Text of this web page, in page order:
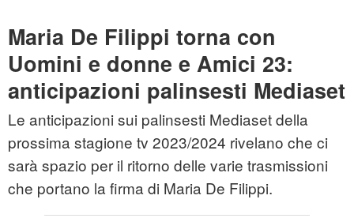
Maria De Filippi torna con
Uomini e donne e Amici 23:
anticipazioni palinsesti Mediaset
Le anticipazioni sui palinsesti Mediaset della
prossima stagione tv 2023/2024 rivelano che ci
sarà spazio per il ritorno delle varie trasmissioni
che portano la firma di Maria De Filippi.